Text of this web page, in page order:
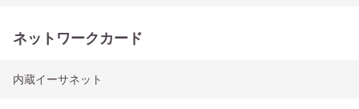
ネットワークカード
内蔵イーサネット